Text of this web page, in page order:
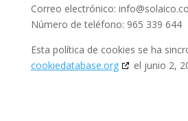
Correo electrónico: info@
Número de teléfono: 965 339 644
Esta política de cookies se ha
cookiedatabase.org
el junio 2,